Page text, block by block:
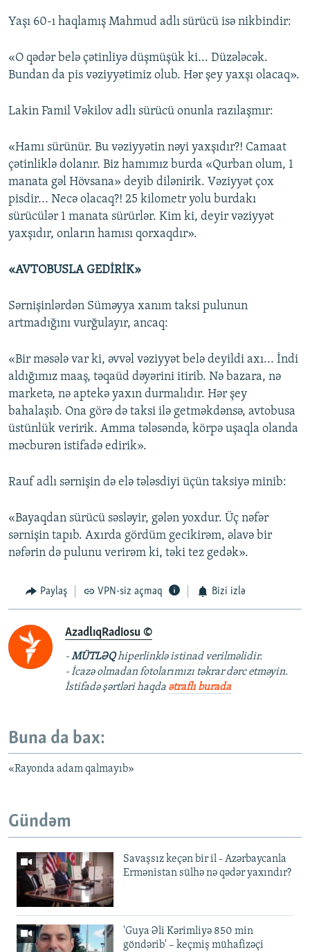
Yaşı 60-ı haqlamış Mahmud adlı sürücü isə nikbindir:
«O qədər belə çətinliyə düşmüşük ki... Düzələcək.
Bundan da pis vəziyyətimiz olub. Hər şey yaxşı olacaq».
Lakin Famil Vəkilov adlı sürücü onunla razılaşmır:
«Hamı sürünür. Bu vəziyyətin nəyi yaxşıdır?! Camaat
çətinliklə dolanır. Biz hamımız burda «Qurban olum, 1
manata gəl Hövsana» deyib dilənirik. Vəziyyət çox
pisdir... Necə olacaq?! 25 kilometr yolu burdakı
sürücülər 1 manata sürürlər. Kim ki, deyir vəziyyət
yaxşıdır, onların hamısı qorxaqdır».
«AVTOBUSLA GEDİRİK»
Sərnişinlərdən Süməyya xanım taksi pulunun
artmadığını vurğulayır, ancaq:
«Bir məsələ var ki, əvvəl vəziyyət belə deyildi axı... İndi
aldığımız maaş, təqaüd dəyərini itirib. Nə bazara, nə
marketə, nə aptekə yaxın durmalıdır. Hər şey
bahalaşıb. Ona görə də taksi ilə getməkdənsə, avtobusa
üstünlük veririk. Amma tələsəndə, körpə uşaqla olanda
məcburən istifadə edirik».
Rauf adlı sərnişin də elə tələsdiyi üçün taksiyə minib:
«Bayaqdan sürücü səsləyir, gələn yoxdur. Üç nəfər
sərnişin tapıb. Axırda gördüm gecikirəm, əlavə bir
nəfərin də pulunu verirəm ki, təki tez gedək».
Paylaş VPN-siz açmaq Bizi izlə
AzadlıqRadiosu ©
-MÜTLƏQhiperlinklə istinad verilməlidir.
- İcazə olmadan fotolarımızı təkrar dərc etməyin.
İstifadə şərtləri haqda ətraflı burada
Buna da bax:
«Rayonda adam qalmayıb»
Gündəm
Savaşsız keçən bir il - Azərbaycanla
Ermənistan sülhə nə qədər yaxındır?
'Guya Əli Kərimliyə 850 min
göndərib' – keçmiş mühafizəçi